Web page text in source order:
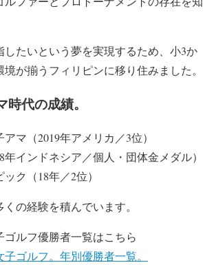
したいという夢を実現するため、小3か
が揃うフィリピンに移り住みました。
代の成績。
マ（2019年アメリカ／3位）
年インドネシア／個人・団体金メダル）
ク（18年／2位）
の経験を積んでいます。
ゴルフ優勝者一覧はこちら
ゴルフ。年別優勝者一覧。